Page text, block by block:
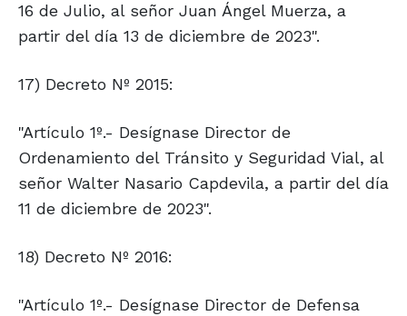
16 de Julio, al señor Juan Ángel Muerza, a
partir del día 13 de diciembre de 2023".
17) Decreto Nº 2015:
"Artículo 1º.- Desígnase Director de
Ordenamiento del Tránsito y Seguridad Vial, al
señor Walter Nasario Capdevila, a partir del día
11 de diciembre de 2023".
18) Decreto Nº 2016:
"Artículo 1º.- Desígnase Director de Defensa